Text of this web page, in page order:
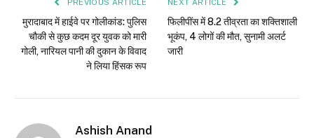
PREVIOUS ARTICLE
मुरादाबाद में हाईवे पर गोलीकांड: पुलिस
चौकी से कुछ कदम दूर युवक को मारी
गोली, नारियल पानी की दुकान के विवाद
ने लिया हिंसक रूप
NEXT ARTICLE
फिलीपींस में 8.2 तीव्रता का शक्तिशाली
भूकंप, 4 लोगों की मौत, सुनामी अलर्ट
जारी
Ashish Anand